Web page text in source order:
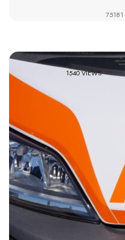
75181
1540 VIEWS